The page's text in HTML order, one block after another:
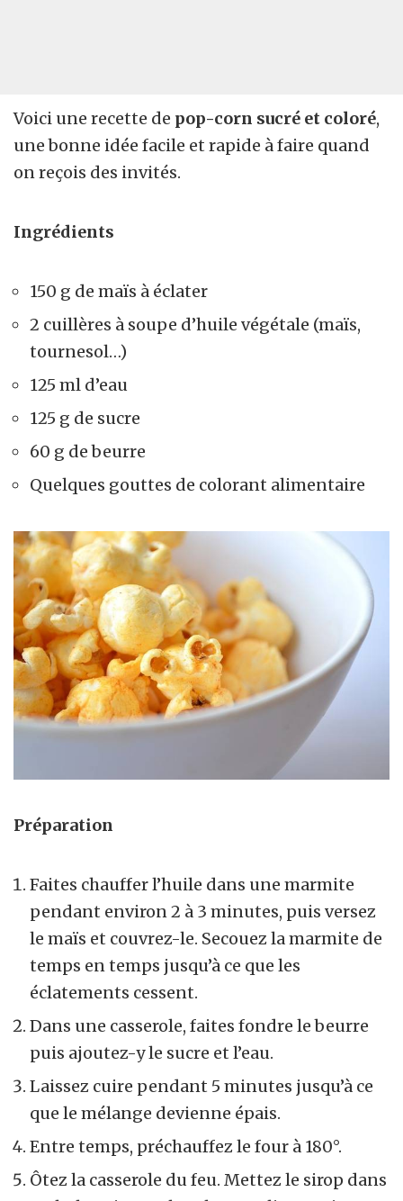
Voici une recette de pop-corn sucré et coloré,
une bonne idée facile et rapide à faire quand
on reçois des invités.
Ingrédients
150 g de maïs à éclater
2 cuillères à soupe d’huile végétale (maïs,
tournesol…)
125 ml d’eau
125 g de sucre
60 g de beurre
Quelques gouttes de colorant alimentaire
Préparation
Faites chauffer l’huile dans une marmite
pendant environ 2 à 3 minutes, puis versez
le maïs et couvrez-le. Secouez la marmite de
temps en temps jusqu’à ce que les
éclatements cessent.
Dans une casserole, faites fondre le beurre
puis ajoutez-y le sucre et l’eau.
Laissez cuire pendant 5 minutes jusqu’à ce
que le mélange devienne épais.
Entre temps, préchauffez le four à 180°.
Ôtez la casserole du feu. Mettez le sirop dans